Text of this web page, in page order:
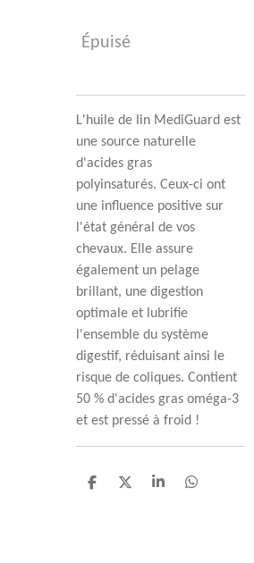
Épuisé
L'huile de lin MediGuard est
une source naturelle
d'acides gras
polyinsaturés. Ceux-ci ont
une influence positive sur
l'état général de vos
chevaux. Elle assure
également un pelage
brillant, une digestion
optimale et lubrifie
l'ensemble du système
digestif, réduisant ainsi le
risque de coliques. Contient
50 % d'acides gras oméga-3
et est pressé à froid !
P
P
P
P